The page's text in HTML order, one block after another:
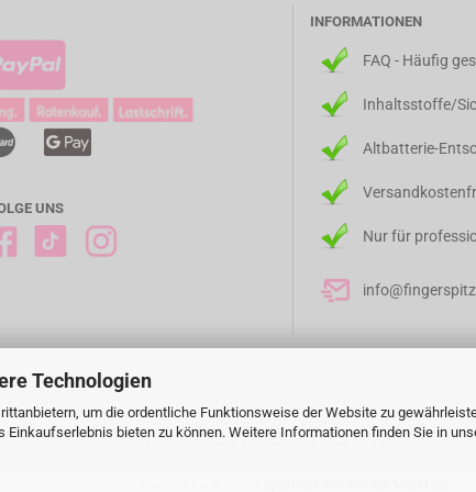
Technologien
um die ordentliche Funktionsweise der Website zu
bieten zu können. Weitere Informationen finden Sie in
UNS
INFORMATIONEN
FAQ - Häufig
Inhaltsstoffe/
Altbatterie-
Nur für